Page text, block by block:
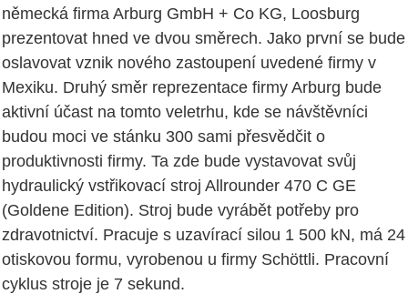
německá firma Arburg GmbH + Co KG, Loosburg
prezentovat hned ve dvou směrech. Jako první se bude
oslavovat vznik nového zastoupení uvedené firmy v
Mexiku. Druhý směr reprezentace firmy Arburg bude
aktivní účast na tomto veletrhu, kde se návštěvníci
budou moci ve stánku 300 sami přesvědčit o
produktivnosti firmy. Ta zde bude vystavovat svůj
hydraulický vstřikovací stroj Allrounder 470 C GE
(Goldene Edition). Stroj bude vyrábět potřeby pro
zdravotnictví. Pracuje s uzavírací silou 1 500 kN, má 24
otiskovou formu, vyrobenou u firmy Schöttli. Pracovní
cyklus stroje je 7 sekund.